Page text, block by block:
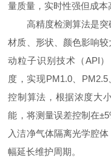
量质量，实时性强但成本
高精度检测算法是突
材质、形状、颜色影响
动粒子识别技术（API
度，实现PM1.0、
控制算法，根据浓度大
能，将测量误差控制在
入洁净气体隔离光学腔
幅延长维护周期。